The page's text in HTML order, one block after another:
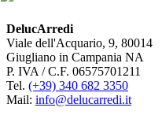
DelucArredi
Viale dell'Acquario, 9, 80014
Giugliano in Campania NA
P. IVA / C.F. 06575701211
Tel. (+39) 340 682 3350
Mail: info@delucarredi.it